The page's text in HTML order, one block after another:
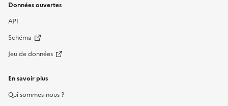
Données ouvertes
API
Schéma
Jeu de données
En savoir plus
Qui sommes-nous ?